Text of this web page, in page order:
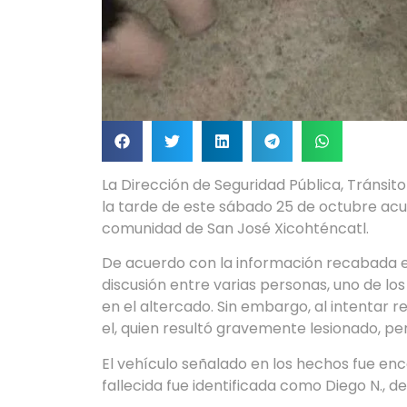
La Dirección de Seguridad Pública,
la tarde de este sábado 25 de octubre
comunidad de San José Xicohténcatl.
De acuerdo con la información recabada
discusión entre varias personas, uno de
en el altercado. Sin embargo, al intentar
el, quien resultó gravemente lesionado,
El vehículo señalado en los hechos fue
fallecida fue identificada como Diego N.,